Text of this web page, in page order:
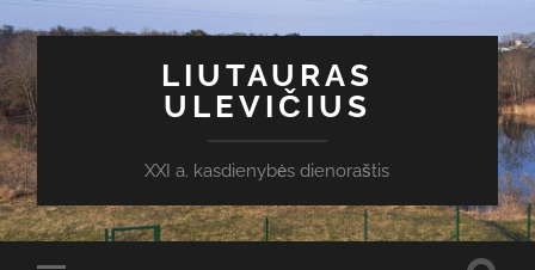
LIUTAURAS
ULEVIČIUS
XXI a. kasdienybės dienoraštis